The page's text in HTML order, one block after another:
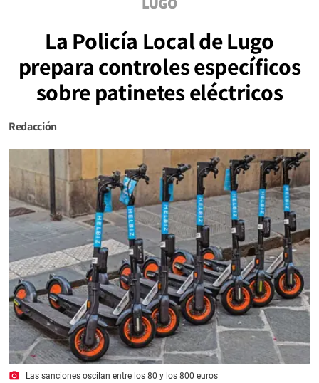
La Policía Local de Lugo
prepara controles específicos
sobre patinetes eléctricos
Redacción
photo_camera Las sanciones oscilan entre los 80 y los 800 euros